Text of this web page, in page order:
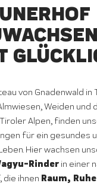
von Gnadenwald in
Weiden und
Alpen, finden
für ein gesundes
Hier wachsen
Rinderin einer
die ihnen Raum,